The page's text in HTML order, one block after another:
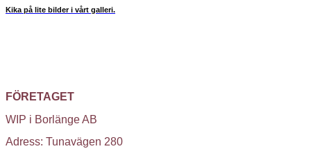
Kika på lite bilder i vårt galleri.
FÖRETAGET
WIP i Borlänge AB
Adress: Tunavägen 280